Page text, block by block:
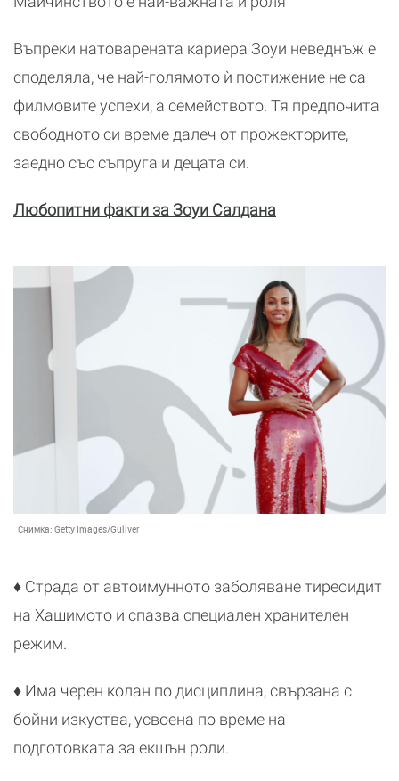
Въпреки натоварената кариера Зоуи неведнъж е
споделяла, че най-голямото ѝ постижение не са
филмовите успехи, а семейството. Тя предпочита
свободното си време далеч от прожекторите,
заедно със съпруга и децата си.
Любопитни факти за Зоуи Салдана
Снимка: Getty Images/Guliver
♦ Страда от автоимунното заболяване тиреоидит
на Хашимото и спазва специален хранителен
режим.
♦ Има черен колан по дисциплина, свързана с
бойни изкуства, усвоена по време на
подготовката за екшън роли.